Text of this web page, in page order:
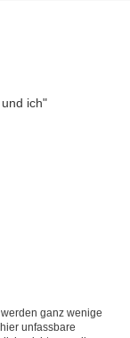
ganz wenige
unfassbare